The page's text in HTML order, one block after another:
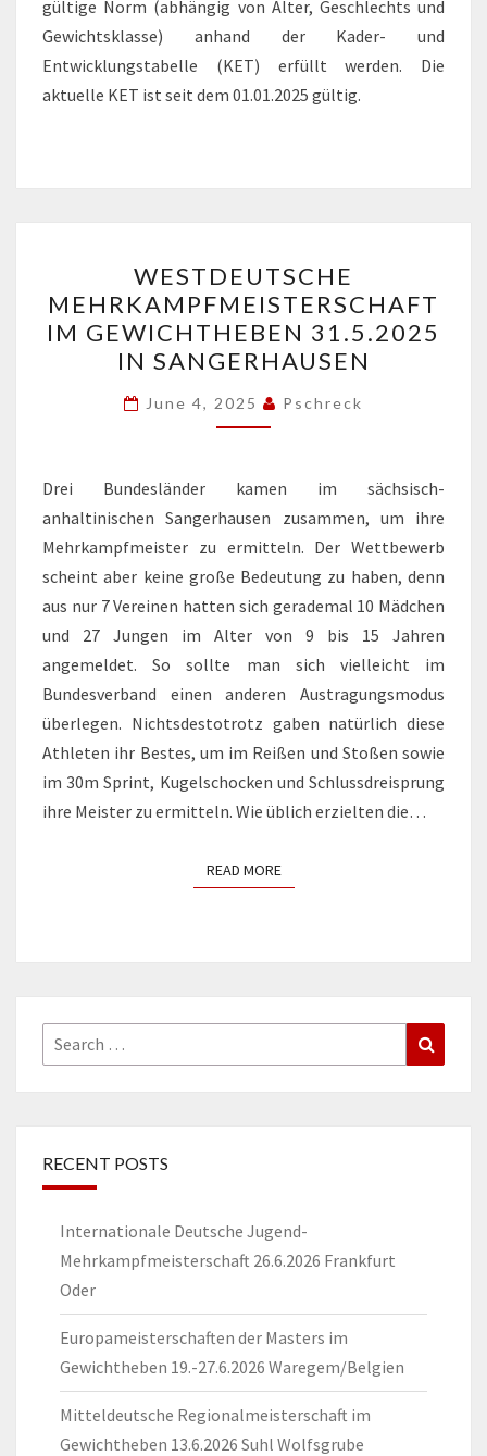
gültige Norm (abhängig von Alter, Geschlechts und
Gewichtsklasse) anhand der Kader- und
Entwicklungstabelle (KET) erfüllt werden. Die
aktuelle KET ist seit dem 01.01.2025 gültig.
IM
GEWICHTHEBEN
31.5.2025
IN
SANGERHAUSEN
WESTDEUTSCHE
MEHRKAMPFMEISTERSCHAFT
IM GEWICHTHEBEN 31.5.2025
IN SANGERHAUSEN
June 4, 2025 Pschreck
Drei Bundesländer kamen im sächsisch-
anhaltinischen Sangerhausen zusammen, um ihre
Mehrkampfmeister zu ermitteln. Der Wettbewerb
scheint aber keine große Bedeutung zu haben, denn
aus nur 7 Vereinen hatten sich gerademal 10 Mädchen
und 27 Jungen im Alter von 9 bis 15 Jahren
angemeldet. So sollte man sich vielleicht im
Bundesverband einen anderen Austragungsmodus
überlegen. Nichtsdestotrotz gaben natürlich diese
Athleten ihr Bestes, um im Reißen und Stoßen sowie
im 30m Sprint, Kugelschocken und Schlussdreisprung
ihre Meister zu ermitteln. Wie üblich erzielten die…
READ MOREREAD MORE
Search
for:
RECENT POSTS
Internationale Deutsche Jugend-
Mehrkampfmeisterschaft 26.6.2026 Frankfurt
Oder
Europameisterschaften der Masters im
Gewichtheben 19.-27.6.2026 Waregem/Belgien
Mitteldeutsche Regionalmeisterschaft im
Gewichtheben 13.6.2026 Suhl Wolfsgrube